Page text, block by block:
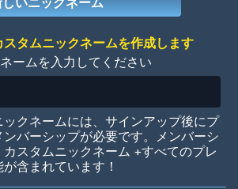
スタムニックネームを作成します
ームを入力してください
ックネームには、サインアップ後にプ
ンバーシップが必要です。メンバーシ
カスタムニックネーム +すべてのプレ
が含まれています！